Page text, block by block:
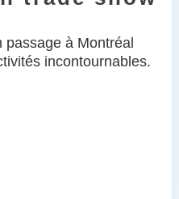
passage à Montréal
incontournables.